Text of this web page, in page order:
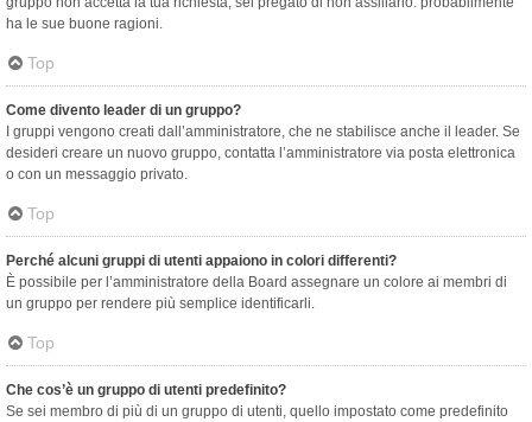
ha le sue buone ragioni.
Top
Come divento leader di un gruppo?
I gruppi vengono creati dall’amministratore, che ne stabilisce anche il leader. Se
desideri creare un nuovo gruppo, contatta l’amministratore via posta elettronica
o con un messaggio privato.
Top
Perché alcuni gruppi di utenti appaiono in colori differenti?
È possibile per l’amministratore della Board assegnare un colore ai membri di
un gruppo per rendere più semplice identificarli.
Top
Che cos’è un gruppo di utenti predefinito?
Se sei membro di più di un gruppo di utenti, quello impostato come predefinito